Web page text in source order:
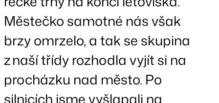
Městečko samotné nás však
brzy omrzelo, a tak se skupina
z naší třídy rozhodla vyjít si na
procházku nad město. Po
silnicích jsme vyšlapali na